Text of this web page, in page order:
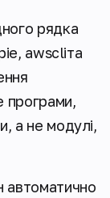
рядка
awscliта
програми,
а не модулі,
автоматично